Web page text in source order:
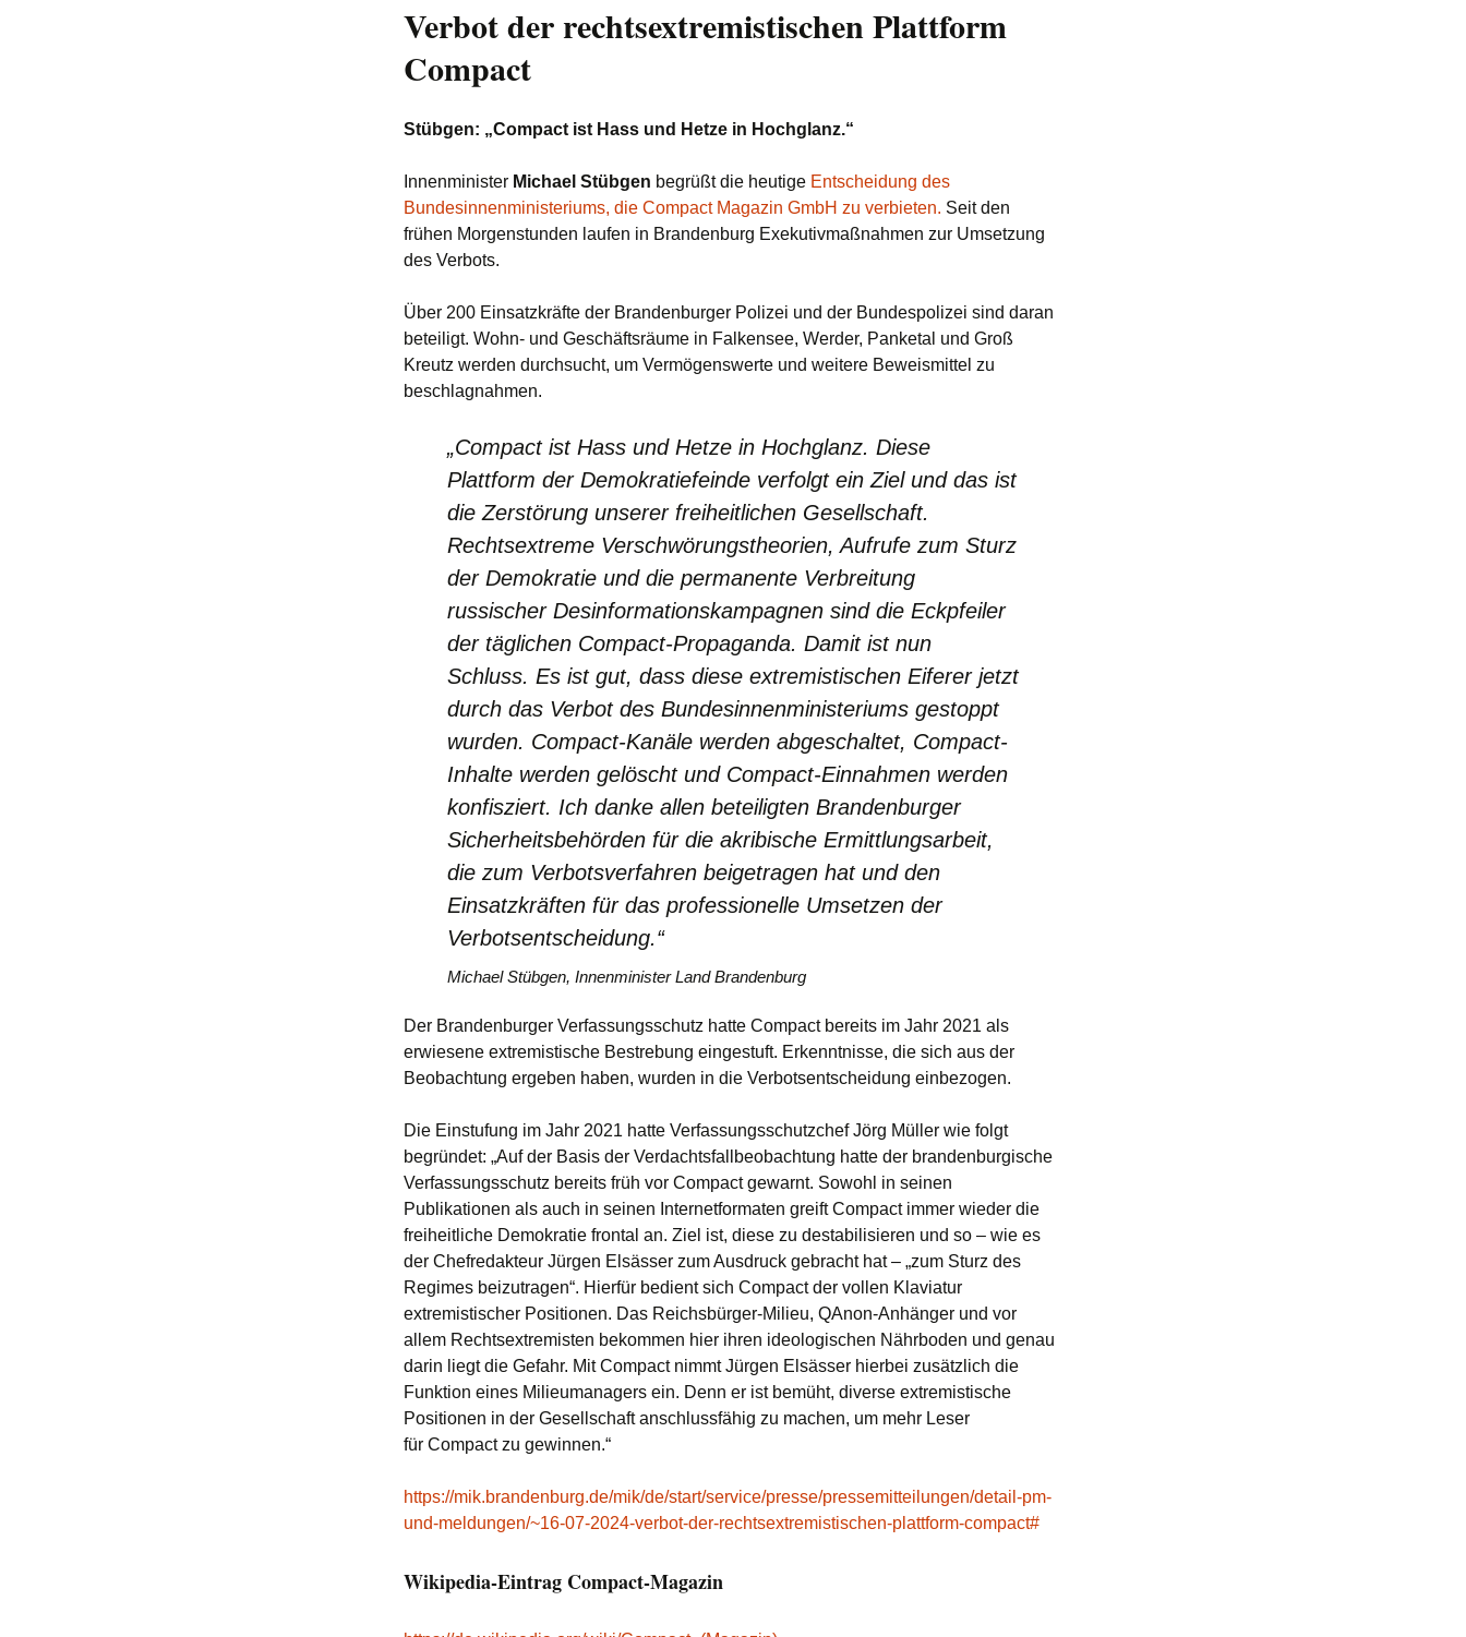
Verbot der rechtsextremistischen Plattform
Compact
Stübgen: „Compact ist Hass und Hetze in Hochglanz.“
Innenminister Michael Stübgen begrüßt die heutige Entscheidung des
Bundesinnenministeriums, die Compact Magazin GmbH zu verbieten. Seit den
frühen Morgenstunden laufen in Brandenburg Exekutivmaßnahmen zur Umsetzung
des Verbots.
Über 200 Einsatzkräfte der Brandenburger Polizei und der Bundespolizei sind daran
beteiligt. Wohn- und Geschäftsräume in Falkensee, Werder, Panketal und Groß
Kreutz werden durchsucht, um Vermögenswerte und weitere Beweismittel zu
beschlagnahmen.
„Compact ist Hass und Hetze in Hochglanz. Diese
Plattform der Demokratiefeinde verfolgt ein Ziel und das ist
die Zerstörung unserer freiheitlichen Gesellschaft.
Rechtsextreme Verschwörungstheorien, Aufrufe zum Sturz
der Demokratie und die permanente Verbreitung
russischer Desinformationskampagnen sind die Eckpfeiler
der täglichen Compact-Propaganda. Damit ist nun
Schluss. Es ist gut, dass diese extremistischen Eiferer jetzt
durch das Verbot des Bundesinnenministeriums gestoppt
wurden. Compact-Kanäle werden abgeschaltet, Compact-
Inhalte werden gelöscht und Compact-Einnahmen werden
konfisziert. Ich danke allen beteiligten Brandenburger
Sicherheitsbehörden für die akribische Ermittlungsarbeit,
die zum Verbotsverfahren beigetragen hat und den
Einsatzkräften für das professionelle Umsetzen der
Verbotsentscheidung.“
Michael Stübgen, Innenminister Land Brandenburg
Der Brandenburger Verfassungsschutz hatte Compact bereits im Jahr 2021 als
erwiesene extremistische Bestrebung eingestuft. Erkenntnisse, die sich aus der
Beobachtung ergeben haben, wurden in die Verbotsentscheidung einbezogen.
Die Einstufung im Jahr 2021 hatte Verfassungsschutzchef Jörg Müller wie folgt
begründet: „Auf der Basis der Verdachtsfallbeobachtung hatte der brandenburgische
Verfassungsschutz bereits früh vor Compact gewarnt. Sowohl in seinen
Publikationen als auch in seinen Internetformaten greift Compact immer wieder die
freiheitliche Demokratie frontal an. Ziel ist, diese zu destabilisieren und so – wie es
der Chefredakteur Jürgen Elsässer zum Ausdruck gebracht hat – „zum Sturz des
Regimes beizutragen“. Hierfür bedient sich Compact der vollen Klaviatur
extremistischer Positionen. Das Reichsbürger-Milieu, QAnon-Anhänger und vor
allem Rechtsextremisten bekommen hier ihren ideologischen Nährboden und genau
darin liegt die Gefahr. Mit Compact nimmt Jürgen Elsässer hierbei zusätzlich die
Funktion eines Milieumanagers ein. Denn er ist bemüht, diverse extremistische
Positionen in der Gesellschaft anschlussfähig zu machen, um mehr Leser
für Compact zu gewinnen.“
https://mik.brandenburg.de/mik/de/start/service/presse/pressemitteilungen/detail-pm-
und-meldungen/~16-07-2024-verbot-der-rechtsextremistischen-plattform-compact#
Wikipedia-Eintrag Compact-Magazin